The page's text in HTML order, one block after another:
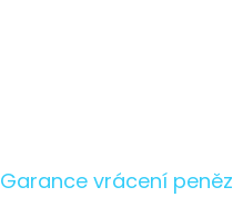
Garance vrácení peněz